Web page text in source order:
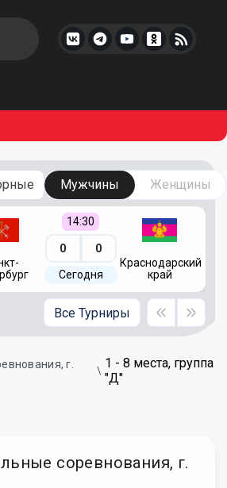
Мужчины Женщины
14:30
0 0
Сегодня
Краснодарский
край
Все Турниры
г.
1 - 8 места, группа
"Д"
соревнования, г.